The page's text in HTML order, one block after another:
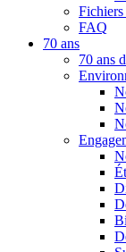
FAQ
70 ans
70 ans